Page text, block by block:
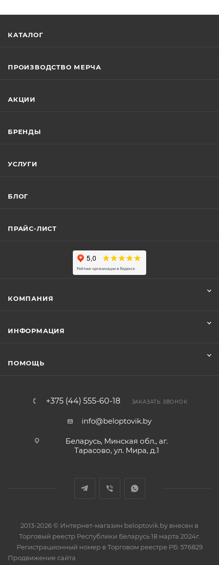
КАТАЛОГ
ПРОИЗВОДСТВО МЕРЧА
АКЦИИ
БРЕНДЫ
УСЛУГИ
БЛОГ
ПРАЙС-ЛИСТ
КОМПАНИЯ
ИНФОРМАЦИЯ
ПОМОЩЬ
+375 (44) 555-60-18 ЗАКАЗАТЬ ЗВОНОК
info@beloptovik.by
Беларусь, Минская обл., аг.
Тарасово, ул. Мира, д.1
2013-2026 © Интернет-магазин beloptovik.by внесен в
Торговый реестр Республики Беларусь 18 марта 2024г.
Регистрационный номер в Торговом реестре РБ: 576829
Продвижение сайта